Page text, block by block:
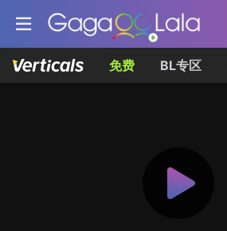
免费 BL专区